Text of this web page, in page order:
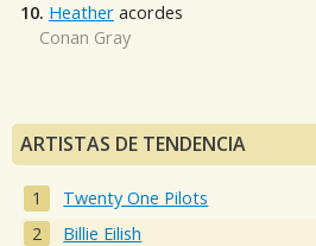
10. Heather acordes
Conan Gray
ARTISTAS DE TENDENCIA
Twenty One Pilots
Billie Eilish